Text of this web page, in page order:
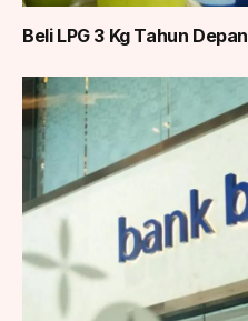
Beli LPG 3 Kg Tahun